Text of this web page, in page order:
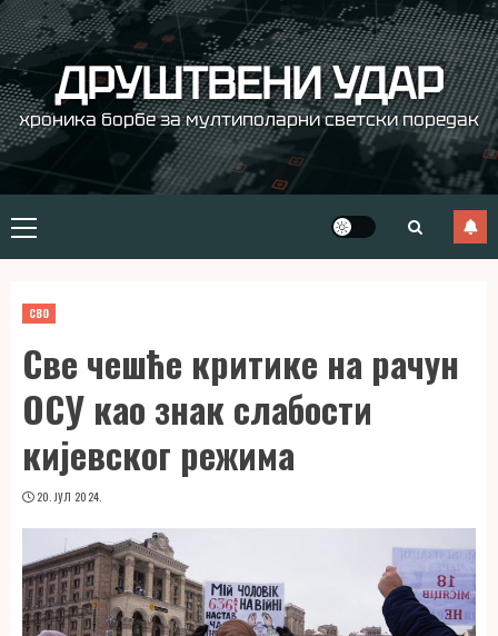
Skip
to
content ДРУШТВЕНИ УДАР
хроника борбе за мултиполарни светски поредак
Primary
Menu
СВО
Све чешће критике на рачун
ОСУ као знак слабости
кијевског режима
20. ЈУЛ 2024.